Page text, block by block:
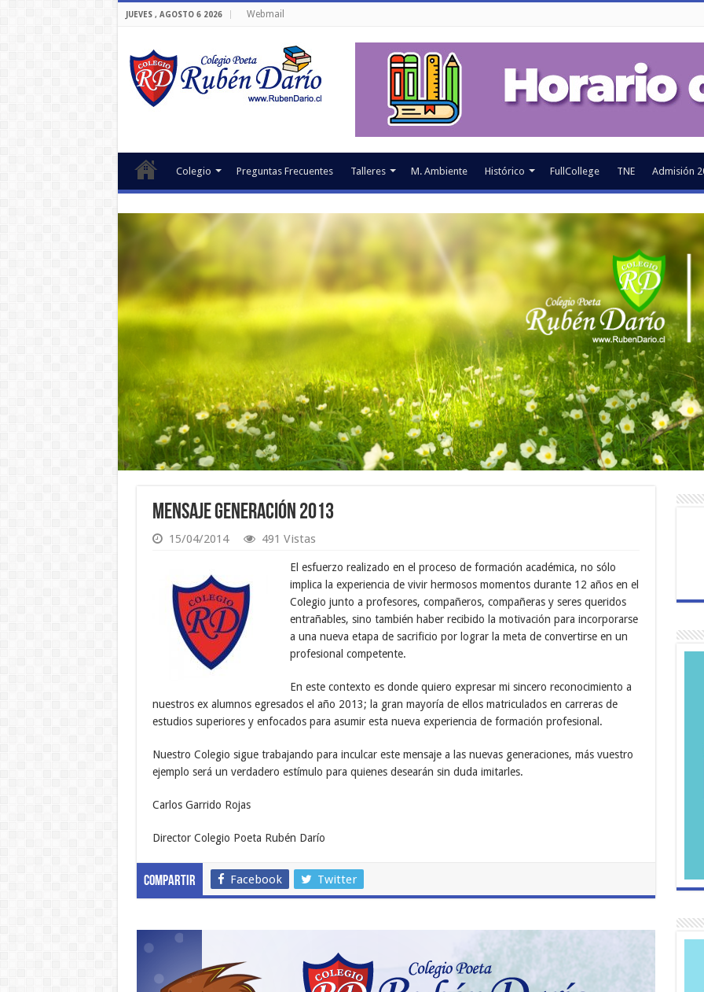
JUEVES , AGOSTO 6 2026 Webmail
Colegio Preguntas Frecuentes Talleres M. Ambiente Histórico FullCollege TNE Admisión
Mensaje Generación 2013
15/04/2014 491 Vistas
El esfuerzo realizado en el proceso de formación académica, no sólo
implica la experiencia de vivir hermosos momentos durante 12 años en el
Colegio junto a profesores, compañeros, compañeras y seres queridos
entrañables, sino también haber recibido la motivación para incorporarse
a una nueva etapa de sacrificio por lograr la meta de convertirse en un
profesional competente.
En este contexto es donde quiero expresar mi sincero reconocimiento a
nuestros ex alumnos egresados el año 2013; la gran mayoría de ellos matriculados en carreras de
estudios superiores y enfocados para asumir esta nueva experiencia de formación profesional.
Nuestro Colegio sigue trabajando para inculcar este mensaje a las nuevas generaciones, más vuestro
ejemplo será un verdadero estímulo para quienes desearán sin duda imitarles.
Carlos Garrido Rojas
Director Colegio Poeta Rubén Darío
Compartir Facebook Twitter